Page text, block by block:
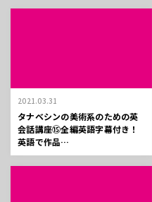
2021.03.31
タナベシンの美術系のための英
会話講座⑮全編英語字幕付き！
英語で作品…